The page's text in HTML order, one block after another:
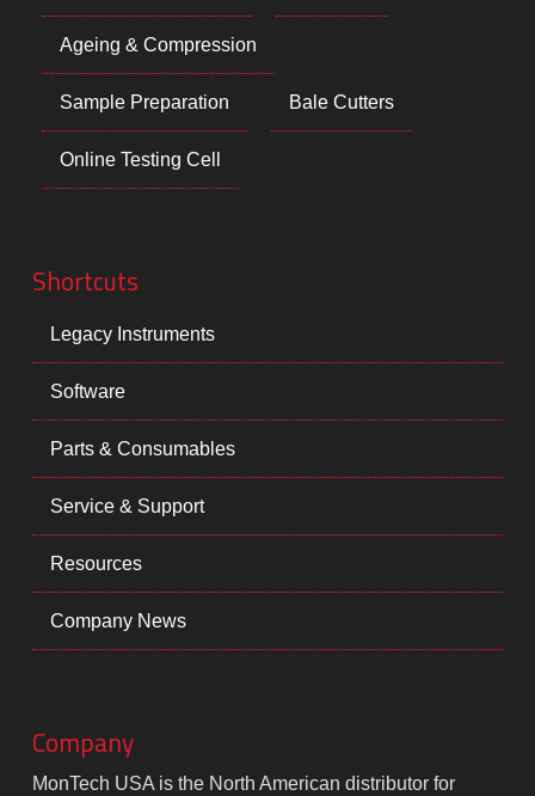
Ageing & Compression
Sample Preparation Bale Cutters
Online Testing Cell
Shortcuts
Legacy Instruments
Software
Parts & Consumables
Service & Support
Resources
Company News
Company
MonTech USA is the North American distributor for